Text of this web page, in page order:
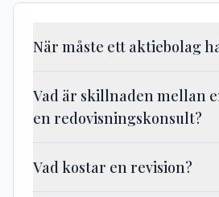
När måste ett aktiebolag
Vad är skillnaden mellan
en redovisningskonsult?
Vad kostar en revision?